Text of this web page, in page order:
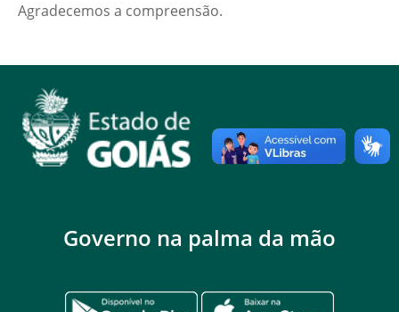
Agradecemos a compreensão.
Governo na palma da mão